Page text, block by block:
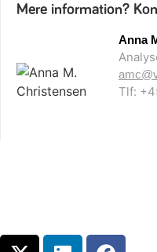
Mere information?
Anna
Tlf: